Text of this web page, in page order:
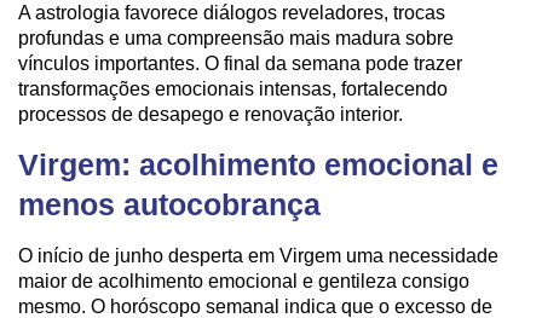
A astrologia favorece diálogos reveladores, trocas
profundas e uma compreensão mais madura sobre
vínculos importantes. O final da semana pode trazer
transformações emocionais intensas, fortalecendo
processos de desapego e renovação interior.
Virgem: acolhimento emocional e
menos autocobrança
O início de junho desperta em Virgem uma necessidade
maior de acolhimento emocional e gentileza consigo
mesmo. O horóscopo semanal indica que o excesso de